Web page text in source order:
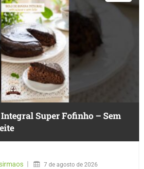
Super Fofinho – Sem
7 de agosto de 2026